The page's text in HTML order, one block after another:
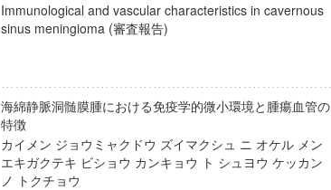
Immunological and vascular characteristics in cavernous
sinus meningioma (審査報告)
海綿静脈洞髄膜腫における免疫学的微小環境と腫瘍血管の
特徴
カイメン ジョウミャクドウ ズイマクシュ ニ オケル メン
エキガクテキ ビショウ カンキョウ ト シュヨウ ケッカン
ノ トクチョウ